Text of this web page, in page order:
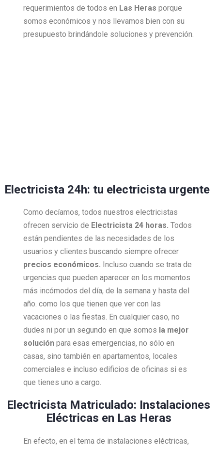
requerimientos de todos en Las Heras porque
somos económicos y nos llevamos bien con su
presupuesto brindándole soluciones y prevención.
Electricista 24h: tu electricista urgente
Como decíamos, todos nuestros electricistas
ofrecen servicio de Electricista 24 horas. Todos
están pendientes de las necesidades de los
usuarios y clientes buscando siempre ofrecer
precios económicos. Incluso cuando se trata de
urgencias que pueden aparecer en los momentos
más incómodos del día, de la semana y hasta del
año. como los que tienen que ver con las
vacaciones o las fiestas. En cualquier caso, no
dudes ni por un segundo en que somos la mejor
solución para esas emergencias, no sólo en
casas, sino también en apartamentos, locales
comerciales e incluso edificios de oficinas si es
que tienes uno a cargo.
Electricista Matriculado: Instalaciones
Eléctricas en Las Heras
En efecto, en el tema de instalaciones eléctricas,